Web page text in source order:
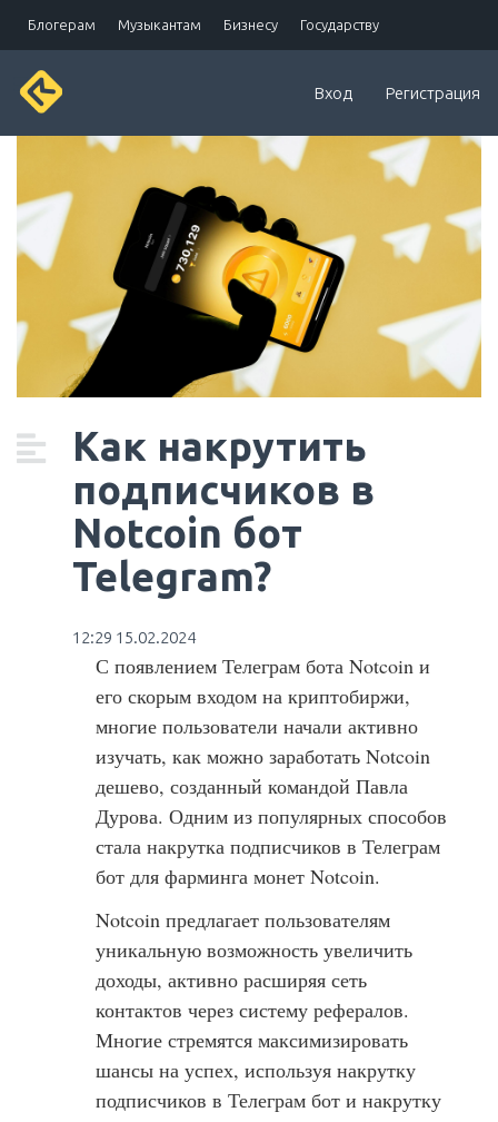
Блогерам Музыкантам Бизнесу Государству
Telegram Stars
Вход Регистрация
Как накрутить
подписчиков в
Notcoin бот
Telegram?
12:29 15.02.2024
С появлением Телеграм бота Notcoin и
его скорым входом на криптобиржи,
многие пользователи начали активно
изучать, как можно заработать Notcoin
дешево, созданный командой Павла
Дурова. Одним из популярных способов
стала накрутка подписчиков в Телеграм
бот для фарминга монет Notcoin.
Notcoin предлагает пользователям
уникальную возможность увеличить
доходы, активно расширяя сеть
контактов через систему рефералов.
Многие стремятся максимизировать
шансы на успех, используя накрутку
подписчиков в Телеграм бот и накрутку